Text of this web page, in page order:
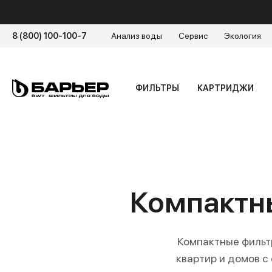
8 (800) 100-100-7 Анализ воды Сервис Экология
ФИЛЬТРЫ КАРТРИДЖИ
Компактные
квартир и домов